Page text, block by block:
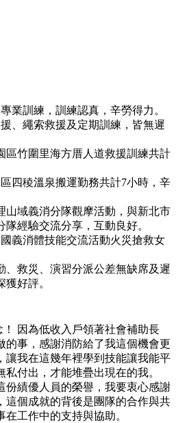
業訓練，訓練認真，辛勞得力。
、繩索救援及定期訓練，皆無遲
區竹圍里海方厝人道救援訓練共計
四稜溫泉搬運勤務共計7小時，辛
山域義消分隊觀摩活動，與新北市
經驗交流分享，互動良好。
義消體技能交流活動火災搶救女
、救災、演習分派公差無缺席及遲
好評。
因為低收入戶領著社會補助長
的事，感謝消防給了我這個機會更
讓我在這幾年裡學到技能讓我能平
付出，才能堆疊出現在的我。
績優人員的榮譽，我要衷心感謝
這個成就的背後是團隊的合作與共
工作中的支持與協助。